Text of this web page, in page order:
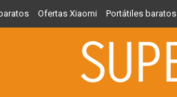
Ofertas Xiaomi Portátiles baratos